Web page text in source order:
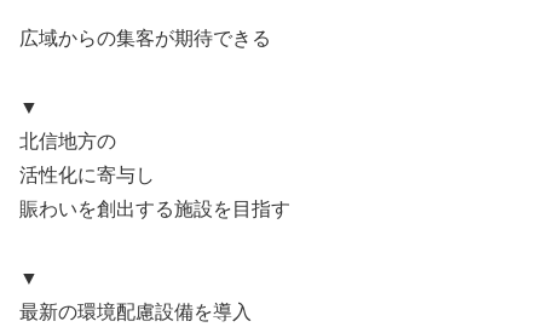
広域からの集客が期待できる
▼
北信地方の
活性化に寄与し
賑わいを創出する施設を目指す
▼
最新の環境配慮設備を導入